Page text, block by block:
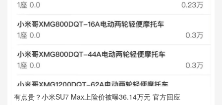
有点贵？小米SU7 Max上险价被曝36.14万元 官方回应